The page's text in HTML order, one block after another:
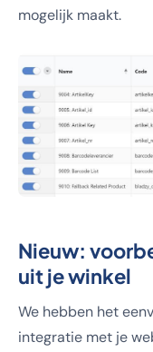
mogelijk maakt.
Nieuw:
uit je winkel
We hebben het
integratie met je